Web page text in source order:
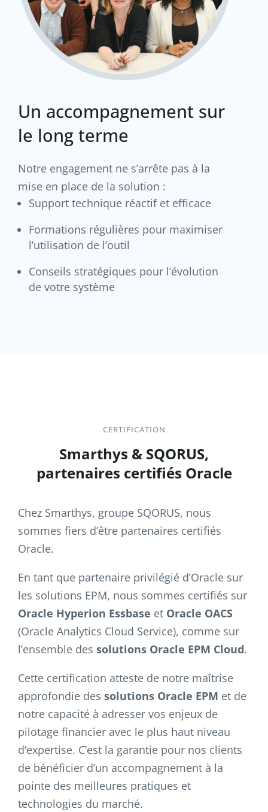
Un accompagnement sur
le long terme
Notre engagement ne s’arrête pas à la
mise en place de la solution :
Support technique réactif et efficace
Formations régulières pour maximiser
l’utilisation de l’outil
Conseils stratégiques pour l’évolution
de votre système
CERTIFICATION
Smarthys & SQORUS,
partenaires certifiés Oracle
Chez Smarthys, groupe SQORUS, nous
sommes fiers d’être partenaires certifiés
Oracle.
En tant que partenaire privilégié d’Oracle sur
les solutions EPM, nous sommes certifiés sur
Oracle Hyperion Essbase et Oracle OACS
(Oracle Analytics Cloud Service), comme sur
l’ensemble des solutions Oracle EPM Cloud.
Cette certification atteste de notre maîtrise
approfondie des solutions Oracle EPM et de
notre capacité à adresser vos enjeux de
pilotage financier avec le plus haut niveau
d’expertise. C’est la garantie pour nos clients
de bénéficier d’un accompagnement à la
pointe des meilleures pratiques et
technologies du marché.